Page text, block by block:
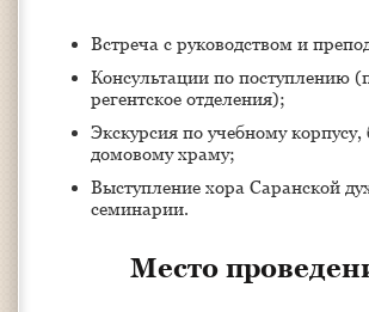
Встреча с руководством и
Консультации по поступлению
регентское отделения);
Экскурсия по учебному корпусу,
домовому храму;
Выступление хора Саранской
семинарии.
Место